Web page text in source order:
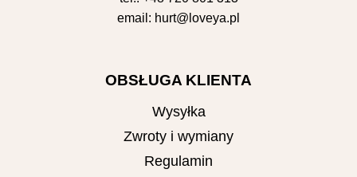
email: hurt@loveya.pl
OBSŁUGA KLIENTA
Wysyłka
Zwroty i wymiany
Regulamin